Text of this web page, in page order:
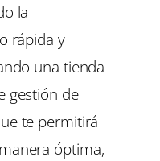
la
rápida y
una tienda
gestión de
te permitirá
óptima,